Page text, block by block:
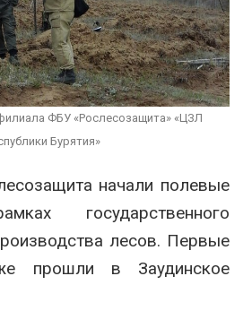
ФБУ «Рослесозащита» «ЦЗЛ
Бурятия»
начали полевые
государственного
лесов. Первые
прошли в Заудинское